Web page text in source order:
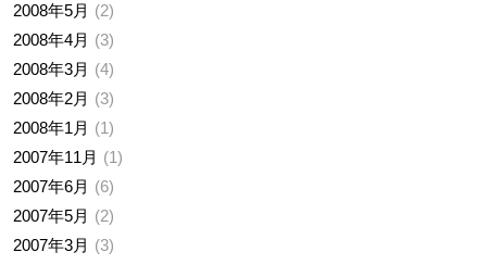
2008年5月
2
2008年4月
3
2008年3月
4
2008年2月
3
2008年1月
1
2007年11月
1
2007年6月
6
2007年5月
2
2007年3月
3